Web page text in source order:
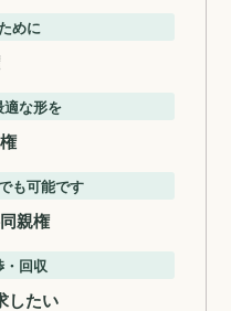
めに
適な形を
も可能です
親権
・回収
したい